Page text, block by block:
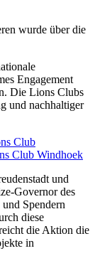
wurde über die
Engagement
Die Lions Clubs
und nachhaltiger
und
Governor des
Spendern
diese
die Aktion die
in